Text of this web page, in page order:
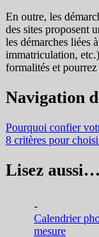
En outre, les
des sites proposent
les démarches liées
immatriculation,
formalités et
Navigation
Pourquoi confier
8 critères pour
Lisez aussi…
-
Calendrier
mesure